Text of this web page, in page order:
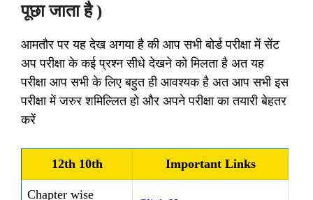
पूछा जाता है )
आमतौर पर यह देख अगया है की आप सभी बोर्ड परीक्षा में सेंट
अप परीक्षा के कई प्रश्न सीधे देखने को मिलता है अत यह
परीक्षा आप सभी के लिए बहुत ही आवश्यक है अत आप सभी इस
परीक्षा में जरुर शमिल्लित हो और अपने परीक्षा का तयारी बेहतर
करें
12th 10th Important Links
Chapter wise